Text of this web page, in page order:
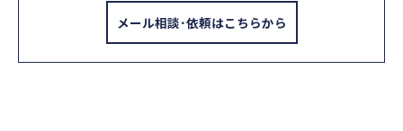
メール相談･依頼はこちらから